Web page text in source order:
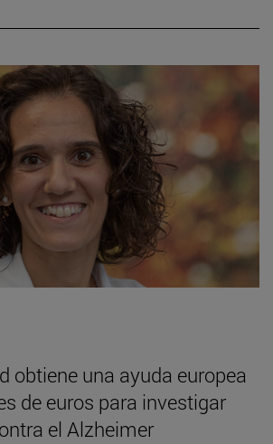
obtiene una ayuda europea
de euros para investigar
el Alzheimer